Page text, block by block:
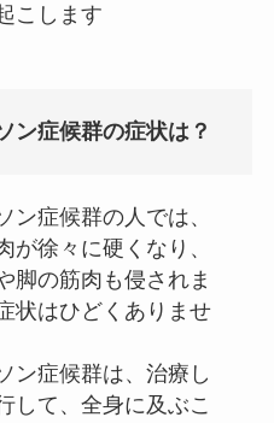
こします
ン症候群の症状は？
ン症候群の人では、
が徐々に硬くなり、
脚の筋肉も侵されま
状はひどくありませ
ン症候群は、治療し
して、全身に及ぶこ